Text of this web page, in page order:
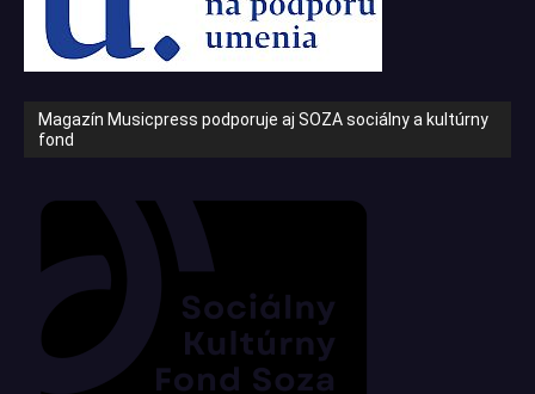
Magazín Musicpress podporuje aj SOZA sociálny a kultúrny
fond